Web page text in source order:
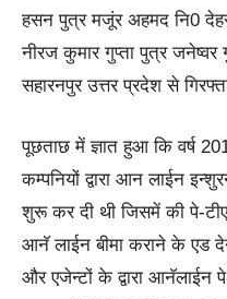
हसन पुत्र मजूंर अहमद नि0
नीरज कुमार गुप्ता पुत्र जनेष्वर
सहारनपुर उत्तर प्रदेश से
पूछताछ में ज्ञात हुआ कि वर्ष
कम्पनियों द्वारा आन लाईन
शुरू कर दी थी जिसमें की पे-
आनॅ लाईन बीमा कराने के एड
और एजेन्टों के द्वारा आनॅलाईन